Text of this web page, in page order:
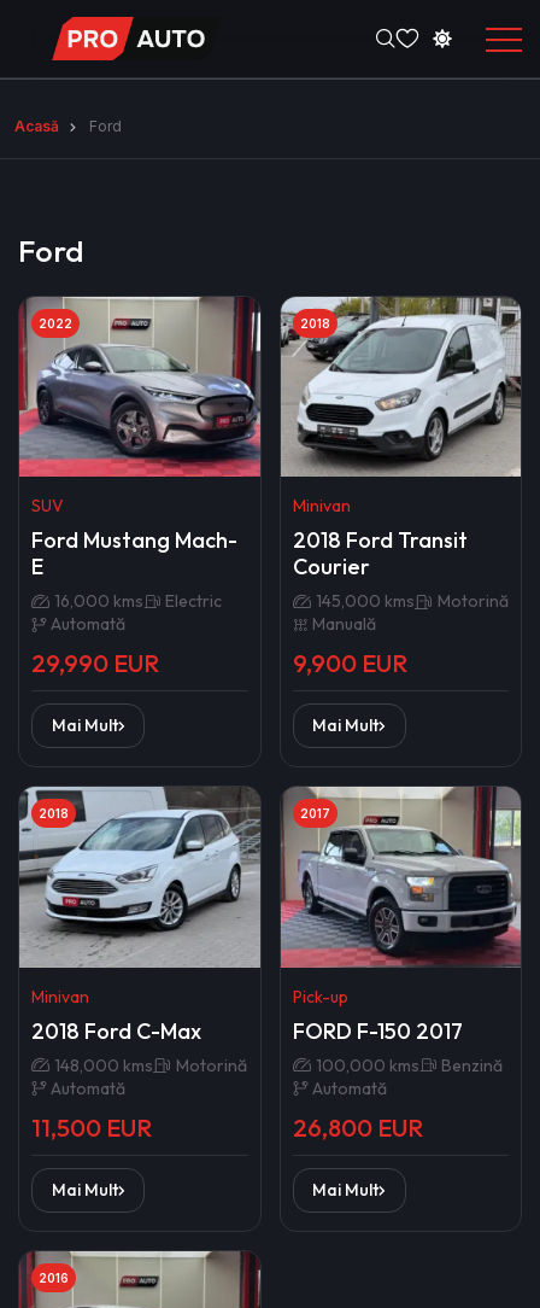
Acasă Ford
Ford
2022
SUV
Ford Mustang Mach-
E
16,000 kms
Electric
Automată
29,990 EUR
Mai Mult
2018
Minivan
2018 Ford Transit
Courier
145,000 kms
Motorină
Manuală
9,900 EUR
Mai Mult
2018
Minivan
2018 Ford C-Max
148,000 kms
Motorină
Automată
11,500 EUR
Mai Mult
2017
Pick-up
FORD F-150 2017
100,000 kms
Benzină
Automată
26,800 EUR
Mai Mult
2016